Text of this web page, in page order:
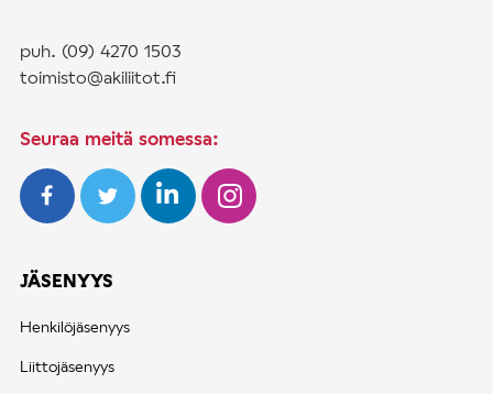
puh. (09) 4270 1503
toimisto@akiliitot.fi
Seuraa meitä somessa:
JÄSENYYS
Henkilöjäsenyys
Liittojäsenyys